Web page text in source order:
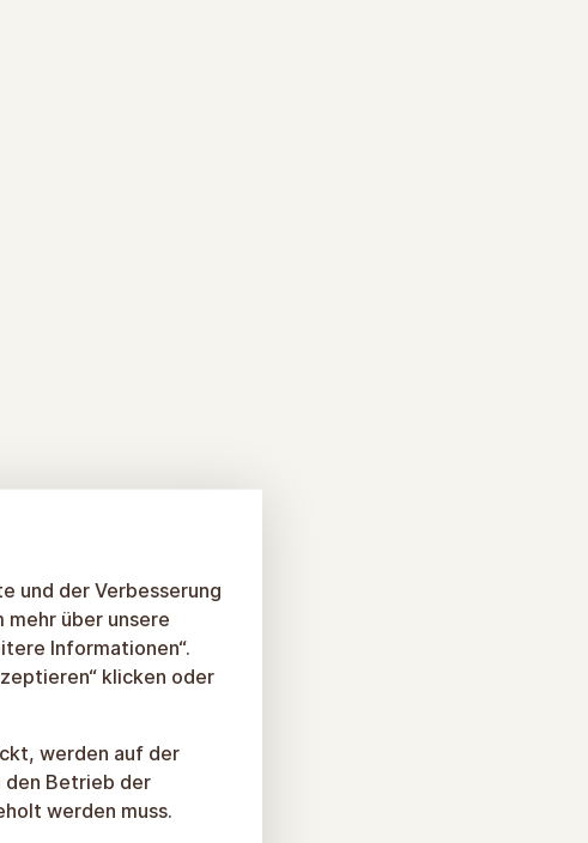
und der Verbesserung
über unsere
Informationen“.
klicken oder
werden auf der
den Betrieb der
werden muss.